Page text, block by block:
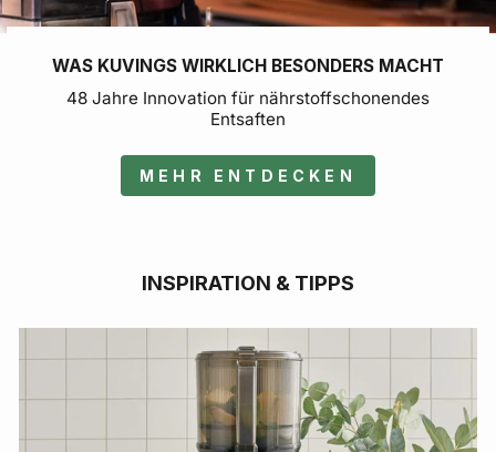
WAS KUVINGS WIRKLICH BESONDERS MACHT
48 Jahre Innovation für nährstoffschonendes
Entsaften
MEHR ENTDECKEN
INSPIRATION & TIPPS